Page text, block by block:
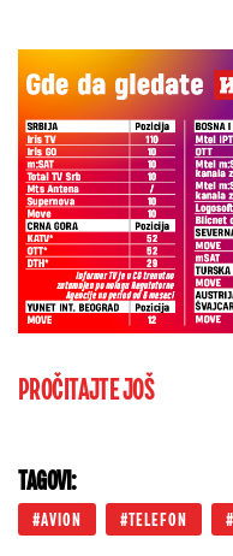
PROČITAJTE JOŠ
TAGOVI:
AVION TELEFON